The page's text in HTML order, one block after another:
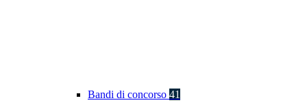
Bandi di concorso 41